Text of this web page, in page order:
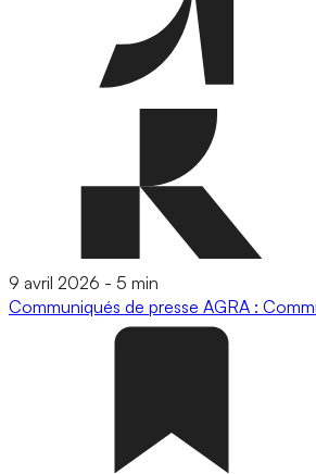
9 avril 2026 - 5 min
Communiqués de presse AGRA :